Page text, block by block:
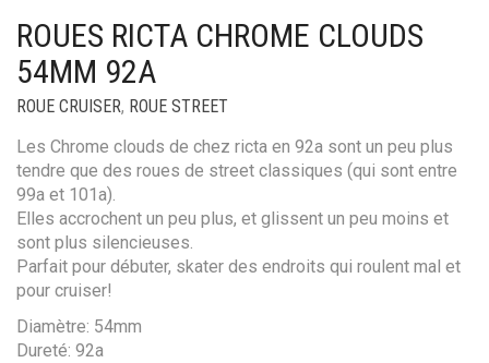
ROUES RICTA CHROME CLOUDS
54MM 92A
ROUE CRUISER, ROUE STREET
Les Chrome clouds de chez ricta en 92a sont un peu plus
tendre que des roues de street classiques (qui sont entre
99a et 101a).
Elles accrochent un peu plus, et glissent un peu moins et
sont plus silencieuses.
Parfait pour débuter, skater des endroits qui roulent mal et
pour cruiser!
Diamètre: 54mm
Dureté: 92a